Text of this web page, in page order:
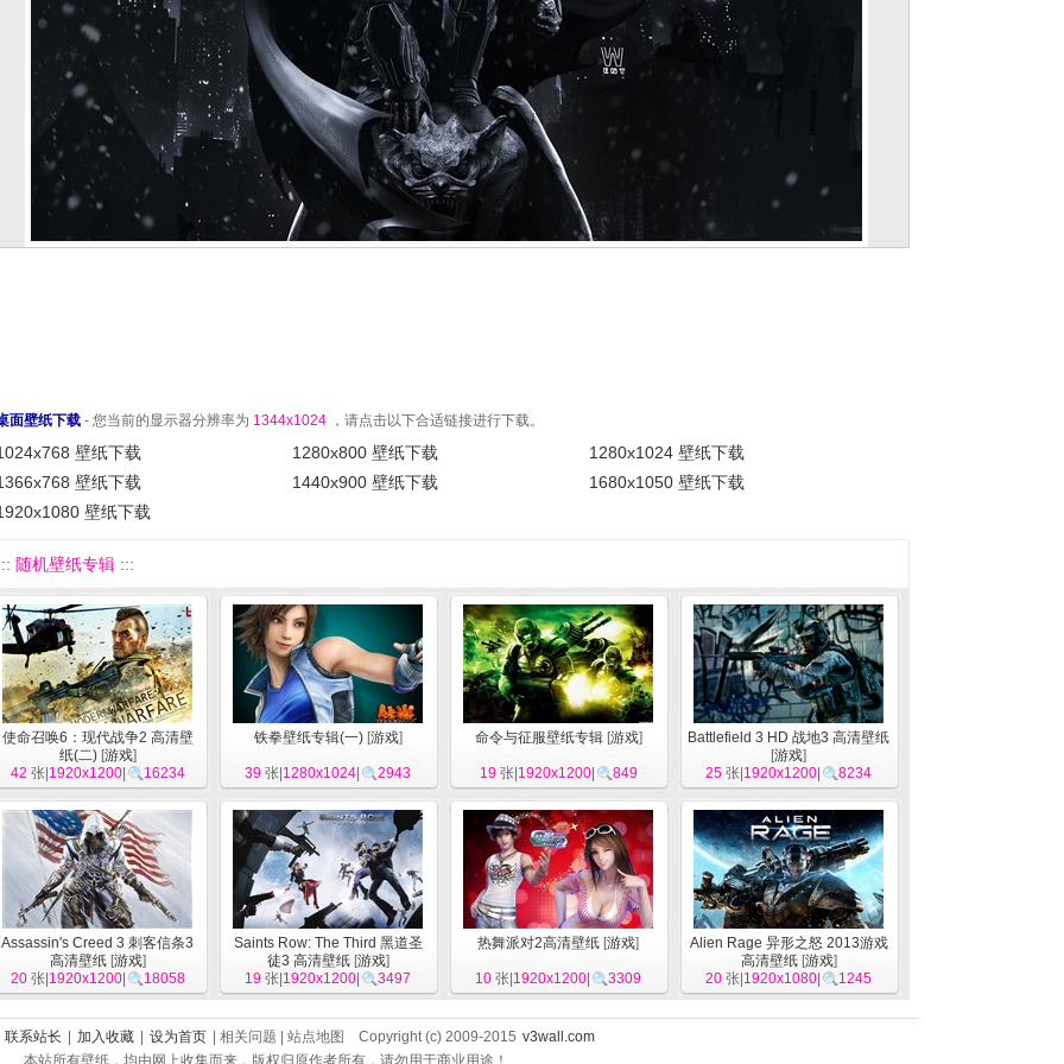
面壁纸下载 - 您当前的显示器分辨率为 1344x1024 ，请点击以下合适链接进行下载。
壁纸下载 1280x800 壁纸下载
1280x1024 壁纸下载
壁纸下载
1440x900 壁纸下载
1680x1050 壁纸下载
壁纸下载
随机壁纸专辑 :::
使命召唤6：现代战争2 高清壁
纸(二)[游戏]
42 张| 1920x1200| 16234
铁拳壁纸专辑(一)[游戏]
39 张| 1280x1024 2943
命令与征服壁纸专辑[游戏]
19张| 1920x1200| 849
Battlefield 3 HD 战地3 高清壁纸
[游戏]
25 张| 1920x1200 8234
Assassin's Creed 3 刺客信条3
高清壁纸[游戏]
20张| 1920x1200| 18058
Saints Row: The Third 黑道圣
徒3 高清壁纸[游戏]
19 张| 1920x1200 3497
热舞派对2高清壁纸 [游戏]
10 张| 1920x1200 3309
Alien Rage 异形之怒 2013游戏
高清壁纸[游戏]
20 张| 1920x1080 1245
联系站长 加入收藏 设为首页 | 相关问题 | 站点地图 Copyright (c) 2009-2015 v3wall.com
本站所有壁纸，均由网上收集而来，版权归原作者所有，请勿用于商业用途！